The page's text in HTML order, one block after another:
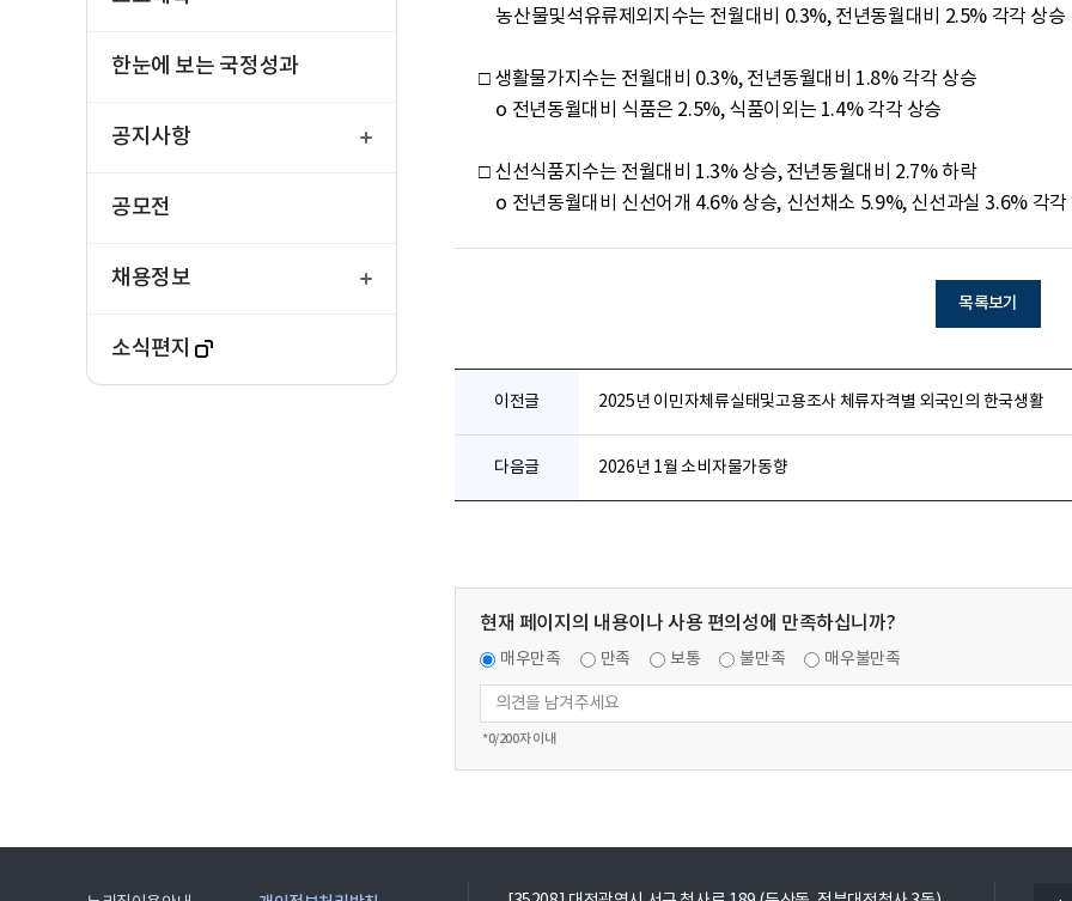
한눈에 보는 국정성과
공지사항
공모전
채용정보
소식편지
□ 생활물가지수는 전월대비 0.3%, 전년동월대비 1.8% 각각 상승
□ 신선식품지수는 전월대비 1.3% 상승, 전년동월대비 2.7% 하락
o 전년동월대비 신선어개 4.6% 상승, 신선채소 5.9%, 신선과실 3.6% 각각
목록보기
이전글 2025년 이민자체류실태및고용조사 체류자격별 외국인의 한국생활
다음글 2026년 1월 소비자물가동향
현재 페이지의 내용이나 사용 편의성에 만족하십니까?
매우만족 만족 보통 불만족 매우불만족
*0/200자 이내